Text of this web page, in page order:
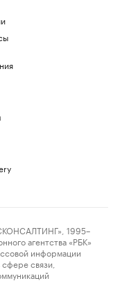
1995–
агентства «РБК»
информации
связи,